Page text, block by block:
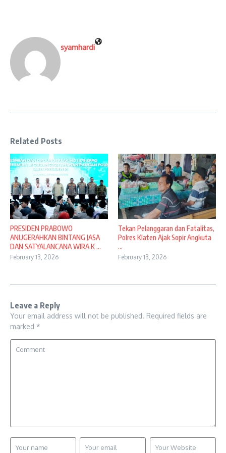
syamhardi
Related Posts
PRESIDEN PRABOWO
ANUGERAHKAN BINTANG JASA
DAN SATYALANCANA WIRA K ...
February 13, 2026
Tekan Pelanggaran dan Fatalitas,
Polres Klaten Ajak Sopir Angkuta
...
February 13, 2026
Leave a Reply
Your email address will not be published. Required fields are
marked *